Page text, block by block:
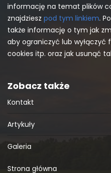
informację na temat plików
znajdziesz pod tym linkiem.
także informację o tym jak
aby ograniczyć lub wyłączyć
cookies itp. oraz jak usunąć
Zobacz także
Kontakt
Artykuły
Galeria
Strona główna